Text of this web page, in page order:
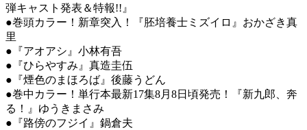
弾キャスト発表＆特報!!』
●巻頭カラー！新章突入！『胚培養士ミズイロ』おかざき真
里
●『アオアシ』小林有吾
●『ひらやすみ』真造圭伍
●『煙色のまほろば』後藤うどん
●巻中カラー！単行本最新17集8月8日頃発売！『新九郎、奔
る！』ゆうきまさみ
●『路傍のフジイ』鍋倉夫